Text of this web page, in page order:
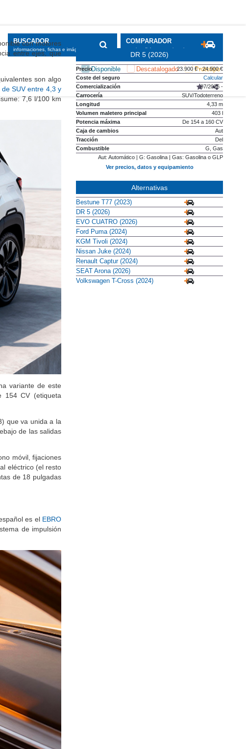
BUSCADOR
informaciones, fichas e imágenes
COMPARADOR
precios, fichas y equipamiento
Disponible Descatalogado Prototipo
con motores
entre ejes, que
son algo
SUV entre 4,3 y
7,6 l/100 km
variante de este
154 CV (etiqueta
que va unida a la
de las salidas
móvil, fijaciones
eléctrico (el resto
de 18 pulgadas
es el EBRO
de impulsión
DR 5 (2026)
Precio
23.900 € - 24.900 €
Coste del seguro
Calcular
Comercialización
07/2026 -
Carrocería
SUV/Todoterreno
Longitud
4,33 m
Volumen maletero principal
403 l
Potencia máxima
De 154 a 160 CV
Caja de cambios
Aut
Tracción
Del
Combustible
G, Gas
Aut: Automático | G: Gasolina | Gas: Gasolina o GLP
Ver precios, datos y equipamiento
Alternativas
Bestune T77 (2023)
DR 5 (2026)
EVO CUATRO (2026)
Ford Puma (2024)
KGM Tivoli (2024)
Nissan Juke (2024)
Renault Captur (2024)
SEAT Arona (2026)
Volkswagen T-Cross (2024)